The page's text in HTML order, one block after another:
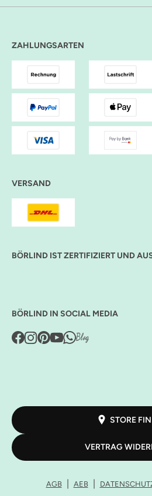
ZAHLUNGSARTEN
VERSAND
BÖRLIND IST ZERTIFIZIERT UND
BÖRLIND IN SOCIAL MEDIA
STORE
VERTRAG
AGB AEB